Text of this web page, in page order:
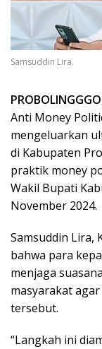
Samsuddin Lira.
Anti Money
mengeluarkan
di Kabupaten
praktik money
Wakil Bupati
November 2024.
Samsuddin Lira,
bahwa para
menjaga
masyarakat
tersebut.
“Langkah ini